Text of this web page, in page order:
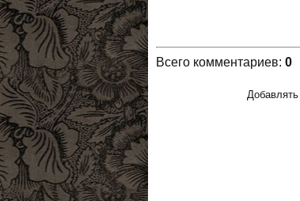
Всего комментариев: 0
Добавлять